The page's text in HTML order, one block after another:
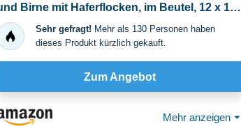
Birne mit Haferflocken, im Beutel, 12 x 150
g...
Sehr gefragt! Mehr als 130 Personen haben
dieses Produkt kürzlich gekauft.
Zum Angebot
Mehr anzeigen ⏷